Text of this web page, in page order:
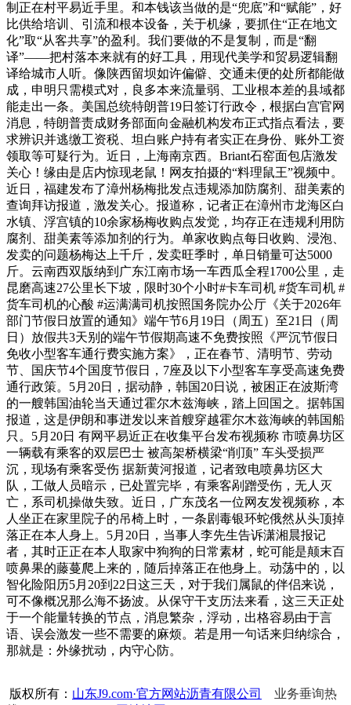
制正在村平易近手里。和本钱该当做的是“兜底”和“赋能”，好
比供给培训、引流和根本设备，关于机缘，要抓住“正在地文
化”取“从客共享”的盈利。我们要做的不是复制，而是“翻
译”——把村落本来就有的好工具，用现代美学和贸易逻辑翻
译给城市人听。像陕西留坝如许偏僻、交通未便的处所都能做
成，申明只需模式对，良多本来流量弱、工业根本差的县域都
能走出一条。美国总统特朗普19日签订行政令，根据白宫官网
消息，特朗普责成财务部面向金融机构发布正式指点看法，要
求辨识并逃缴工资税、坦白账户持有者实正在身份、账外工资
领取等可疑行为。近日，上海南京西。Briant石窑面包店激发
关心！缘由是店内惊现老鼠！网友拍摄的“料理鼠王”视频中。
近日，福建发布了漳州杨梅批发点违规添加防腐剂、甜美素的
查询拜访报道，激发关心。报道称，记者正在漳州市龙海区白
水镇、浮宫镇的10余家杨梅收购点发觉，均存正在违规利用防
腐剂、甜美素等添加剂的行为。单家收购点每日收购、浸泡、
发卖的问题杨梅达上千斤，发卖旺季时，单日销量可达5000
斤。云南西双版纳到广东江南市场一车西瓜全程1700公里，走
昆磨高速27公里长下坡，限时30个小时#卡车司机 #货车司机 #
货车司机的心酸 #运满满司机按照国务院办公厅《关于2026年
部门节假日放置的通知》端午节6月19日（周五）至21日（周
日）放假共3天别的端午节假期高速不免费按照《严沉节假日
免收小型客车通行费实施方案》，正在春节、清明节、劳动
节、国庆节4个国度节假日，7座及以下小型客车享受高速免费
通行政策。5月20日，据动静，韩国20日说，被困正在波斯湾
的一艘韩国油轮当天通过霍尔木兹海峡，踏上回国之。据韩国
报道，这是伊朗和事迸发以来首艘穿越霍尔木兹海峡的韩国船
只。5月20日 有网平易近正在收集平台发布视频称 市喷鼻坊区
一辆载有乘客的双层巴士 被高架桥横梁“削顶” 车头受损严
沉，现场有乘客受伤 据新黄河报道，记者致电喷鼻坊区大
队，工做人员暗示，已处置完毕，有乘客剐蹭受伤，无人灭
亡，系司机操做失致。近日，广东茂名一位网友发视频称，本
人坐正在家里院子的吊椅上时，一条剧毒银环蛇俄然从头顶掉
落正在本人身上。5月20日，当事人李先生告诉潇湘晨报记
者，其时正正在本人取家中狗狗的日常素材，蛇可能是颠末百
喷鼻果的藤蔓爬上来的，随后掉落正在他身上。动荡中的，以
智化险阳历5月20到22日这三天，对于我们属鼠的伴侣来说，
可不像概况那么海不扬波。从保守干支历法来看，这三天正处
于一个能量转换的节点，消息繁杂，浮动，出格容易由于言
语、误会激发一些不需要的麻烦。若是用一句话来归纳综合，
那就是：外缘扰动，内守心防。
版权所有： 山东J9.com·官方网站沥青有限公司
业务垂询热